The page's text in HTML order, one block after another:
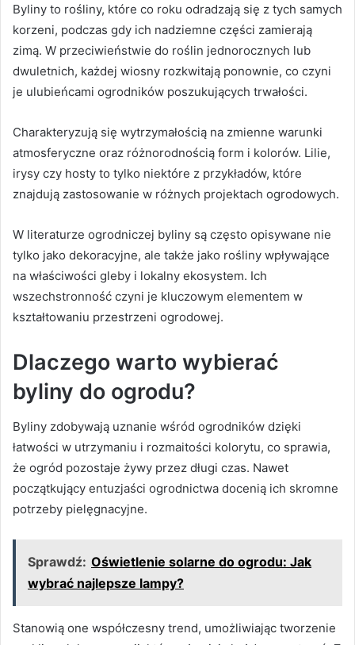
Byliny to rośliny, które co roku odradzają się z tych samych
korzeni, podczas gdy ich nadziemne części zamierają
zimą. W przeciwieństwie do roślin jednorocznych lub
dwuletnich, każdej wiosny rozkwitają ponownie, co czyni
je ulubieńcami ogrodników poszukujących trwałości.
Charakteryzują się wytrzymałością na zmienne warunki
atmosferyczne oraz różnorodnością form i kolorów. Lilie,
irysy czy hosty to tylko niektóre z przykładów, które
znajdują zastosowanie w różnych projektach ogrodowych.
W literaturze ogrodniczej byliny są często opisywane nie
tylko jako dekoracyjne, ale także jako rośliny wpływające
na właściwości gleby i lokalny ekosystem. Ich
wszechstronność czyni je kluczowym elementem w
kształtowaniu przestrzeni ogrodowej.
Dlaczego warto wybierać
byliny do ogrodu?
Byliny zdobywają uznanie wśród ogrodników dzięki
łatwości w utrzymaniu i rozmaitości kolorytu, co sprawia,
że ogród pozostaje żywy przez długi czas. Nawet
początkujący entuzjaści ogrodnictwa docenią ich skromne
potrzeby pielęgnacyjne.
Sprawdź: Oświetlenie solarne do ogrodu: Jak
wybrać najlepsze lampy?
Stanowią one współczesny trend, umożliwiając tworzenie